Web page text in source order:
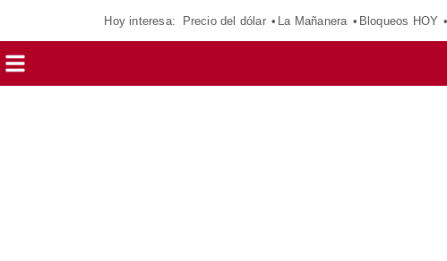
Hoy interesa: Precio del dólar La Mañanera Bloqueos HOY